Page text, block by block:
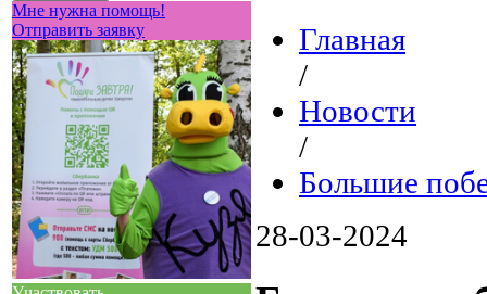
Мне нужна помощь!
Отправить заявку
Главная
/
Новости
/
Большие
28-03-2024